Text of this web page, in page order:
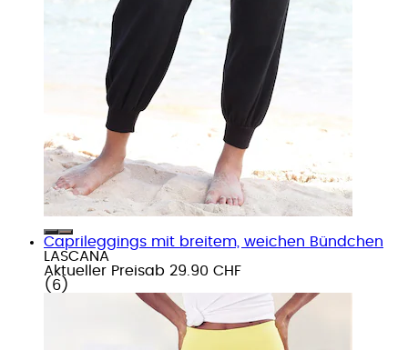
Caprileggings mit breitem, weichen Bündchen
LASCANA
Aktueller Preisab 29.90 CHF
( 6 )